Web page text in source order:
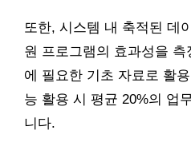
또한, 시스템 내 축적된 데
원 프로그램의 효과성을
에 필요한 기초 자료로 활
능 활용 시 평균 20%의 업
니다.